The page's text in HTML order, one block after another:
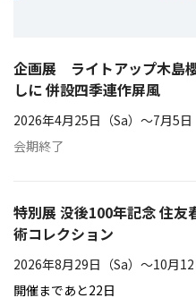
企画展 ライトアップ木島
しに 併設四季連作屏風
2026年4月25日（Sa）〜7月5日
会期終了
特別展 没後100年記念 住
術コレクション
2026年8月29日（Sa）〜10月12
開催まであと22日